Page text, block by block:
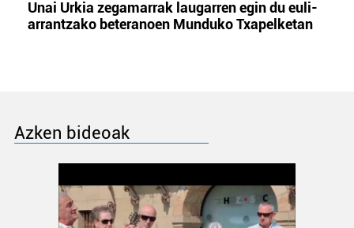
Unai Urkia zegamarrak laugarren egin du euli-
arrantzako beteranoen Munduko Txapelketan
Azken bideoak